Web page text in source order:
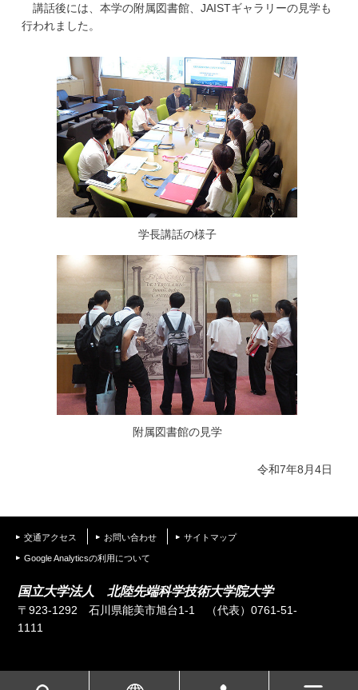
講話後には、本学の附属図書館、JAISTギャラリーの見学も
行われました。
学長講話の様子
附属図書館の見学
令和7年8月4日
交通アクセス お問い合わせ サイトマップ
Google Analyticsの利用について
国立大学法人 北陸先端科学技術大学院大学
〒923-1292 石川県能美市旭台1-1
（代表）0761-51-
1111